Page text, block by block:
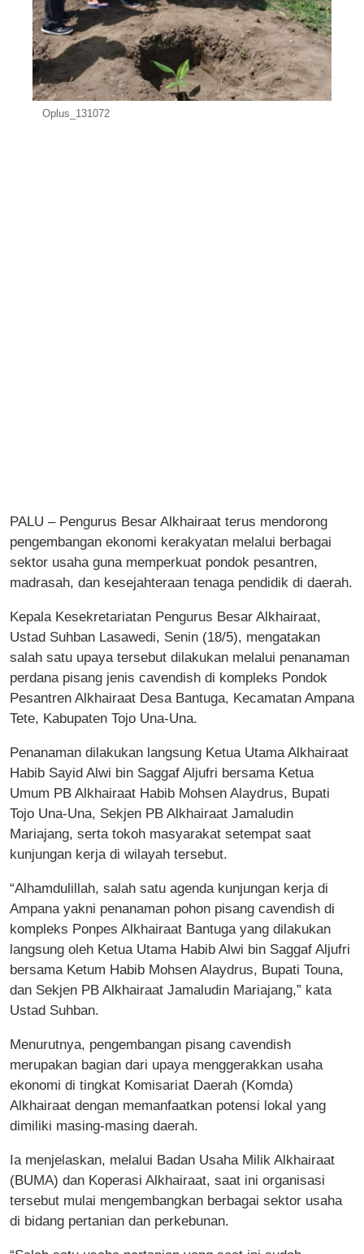
Oplus_131072
PALU – Pengurus Besar Alkhairaat terus mendorong
pengembangan ekonomi kerakyatan melalui berbagai
sektor usaha guna memperkuat pondok pesantren,
madrasah, dan kesejahteraan tenaga pendidik di daerah.
Kepala Kesekretariatan Pengurus Besar Alkhairaat,
Ustad Suhban Lasawedi, Senin (18/5), mengatakan
salah satu upaya tersebut dilakukan melalui penanaman
perdana pisang jenis cavendish di kompleks Pondok
Pesantren Alkhairaat Desa Bantuga, Kecamatan Ampana
Tete, Kabupaten Tojo Una-Una.
Penanaman dilakukan langsung Ketua Utama Alkhairaat
Habib Sayid Alwi bin Saggaf Aljufri bersama Ketua
Umum PB Alkhairaat Habib Mohsen Alaydrus, Bupati
Tojo Una-Una, Sekjen PB Alkhairaat Jamaludin
Mariajang, serta tokoh masyarakat setempat saat
kunjungan kerja di wilayah tersebut.
“Alhamdulillah, salah satu agenda kunjungan kerja di
Ampana yakni penanaman pohon pisang cavendish di
kompleks Ponpes Alkhairaat Bantuga yang dilakukan
langsung oleh Ketua Utama Habib Alwi bin Saggaf Aljufri
bersama Ketum Habib Mohsen Alaydrus, Bupati Touna,
dan Sekjen PB Alkhairaat Jamaludin Mariajang,” kata
Ustad Suhban.
Menurutnya, pengembangan pisang cavendish
merupakan bagian dari upaya menggerakkan usaha
ekonomi di tingkat Komisariat Daerah (Komda)
Alkhairaat dengan memanfaatkan potensi lokal yang
dimiliki masing-masing daerah.
Ia menjelaskan, melalui Badan Usaha Milik Alkhairaat
(BUMA) dan Koperasi Alkhairaat, saat ini organisasi
tersebut mulai mengembangkan berbagai sektor usaha
di bidang pertanian dan perkebunan.